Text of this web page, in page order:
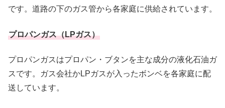
です。道路の下のガス管から各家庭に供給されています。
プロパンガス（LPガス）
プロパンガスはプロパン・ブタンを主な成分の液化石油ガ
スです。ガス会社かLPガスが入ったボンベを各家庭に配
送しています。